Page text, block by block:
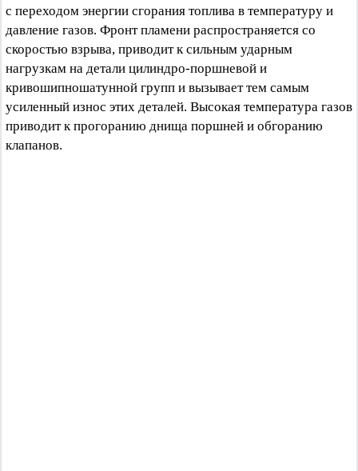
с переходом энергии сгорания топлива в температуру и
давление газов. Фронт пламени распространяется со
скоростью взрыва, приводит к сильным ударным
нагрузкам на детали цилиндро-поршневой и
кривошипношатунной групп и вызывает тем самым
усиленный износ этих деталей. Высокая температура газов
приводит к прогоранию днища поршней и обгоранию
клапанов.